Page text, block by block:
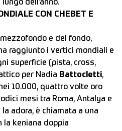
dell’anno.
CON CHEBET E
e del fondo,
raggiunto i vertici mondiali e
superficie (pista, cross,
per Nadia Battocletti,
10.000, quattro volte oro
mesi tra Roma, Antalya e
adora, è chiamata a una
la keniana doppia